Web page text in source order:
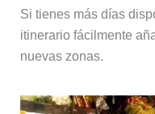
Si tienes más días
itinerario fácilmente
nuevas zonas.